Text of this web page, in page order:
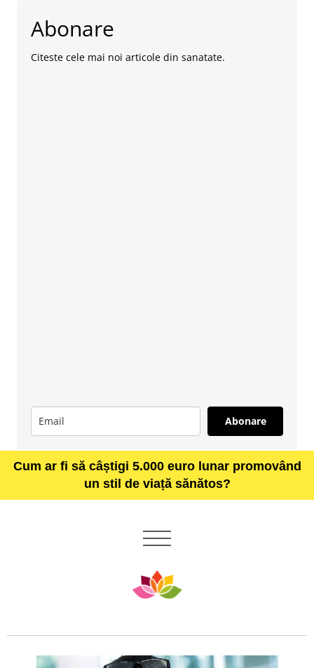
Abonare
Citeste cele mai noi articole din sanatate.
Abonare
Cum ar fi să câștigi 5.000 euro lunar promovând
un stil de viață sănătos?